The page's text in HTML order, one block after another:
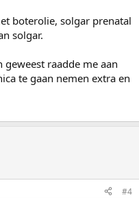
boterolie, solgar prenatal
solgar.
raadde me aan
te gaan nemen extra en
#4